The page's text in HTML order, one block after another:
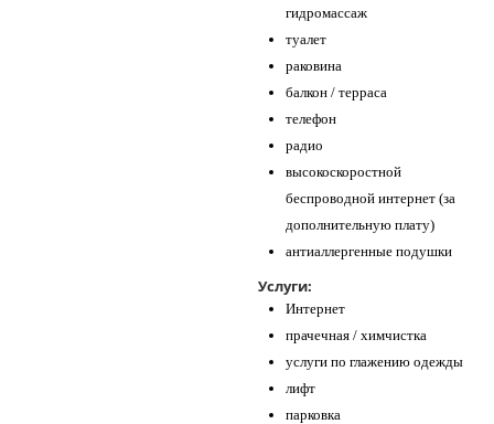
гидромассаж
туалет
раковина
балкон / терраса
телефон
радио
высокоскоростной
беспроводной интернет (за
дополнительную плату)
антиаллергенные подушки
Услуги:
Интернет
прачечная / химчистка
услуги по глажению одежды
лифт
парковка